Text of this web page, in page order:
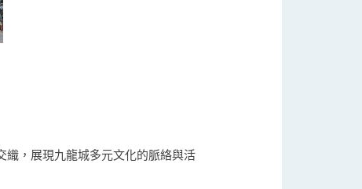
織，展現九龍城多元文化的脈絡與活